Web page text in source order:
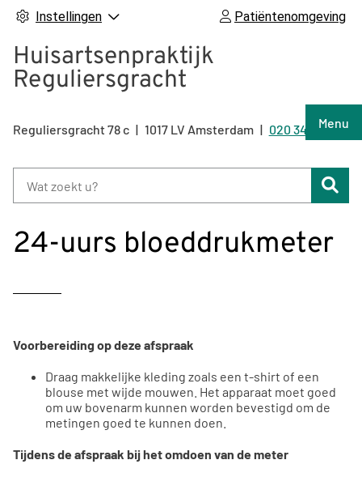
Instellingen Patiëntenomgeving
Huisartsenpraktijk
Reguliersgracht
Menu
Reguliersgracht78 c 1017 LV Amsterdam Tel:
020 344 92 47
24-uurs bloeddrukmeter
Voorbereiding op deze afspraak
Draag makkelijke kleding zoals een t-shirt of een
blouse met wijde mouwen. Het apparaat moet goed
om uw bovenarm kunnen worden bevestigd om de
metingen goed te kunnen doen.
Tijdens de afspraak bij het omdoen van de meter